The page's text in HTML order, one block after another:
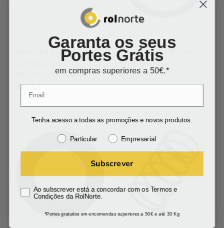
KARCHER EMBOLO
CONEXÃO DE
DETERGENTE 22MM
KRANZLE 134451 O-RING
9,19×2,62 MM
Garanta os seus
Portes Grátis
em compras superiores a 50€.*
Tenha acesso a todas as promoções e novos produtos.
Particular Empresarial
Subscrever
Ao subscrever está a concordar com os Termos e
Condições da RolNorte.
*Portes gratuitos em encomendas superiores a 50€ e até 30 Kg